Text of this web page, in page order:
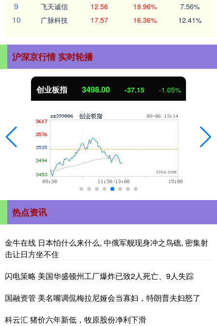
9 飞天诚信 12.56 19.96% 7.56%
10 广脉科技 17.57 16.36% 12.41%
沪深京行情 实时轮播
创业板指 3498.00 -37.15 -1.05%
热点资讯
金牛在线 日本怕什么来什么, 中俄军舰现身冲之鸟礁, 密集射
击让日方坐不住
闪电策略 美国华盛顿州工厂爆炸已致2人死亡、9人失踪
国融资管 美名嘴调侃梅拉尼娅会当寡妇，特朗普夫妇怒了
科云汇 猪价六年新低，牧原股份净利下滑